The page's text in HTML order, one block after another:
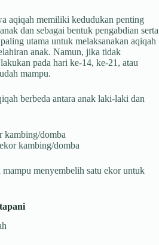
aqiqah memiliki kedudukan penting
dan sebagai bentuk pengabdian serta
utama untuk melaksanakan aqiqah
anak. Namun, jika tidak
pada hari ke-14, ke-21, atau
mampu.
berbeda antara anak laki-laki dan
kambing/domba
kambing/domba
menyembelih satu ekor untuk